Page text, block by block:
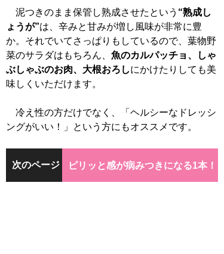
泥つきのまま保管し熟成させたという “熟成し
ょうが”は、辛みと甘みが増し風味が非常に豊
か。それでいてさっぱりもしているので、葉物野
菜のサラダはもちろん、 魚のカルパッチョ、しゃ
ぶしゃぶのお肉、大根おろしにかけたりしても美
味しくいただけます。
冷え性の方だけでなく、「ヘルシーなドレッシ
ングがいい！」という方にもオススメです。
次のページ ピリッと感が病みつきになる1本！